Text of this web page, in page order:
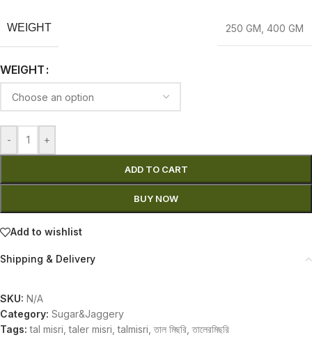
WEIGHT 250 GM 400 GM
WEIGHT
- +
ADD TO CART
BUY NOW
Add to wishlist
Shipping & Delivery
SKU: N/A
Category: Sugar&Jaggery
Tags: tal misri taler misri talmisri তাল মিছরি তালেরমিছরি